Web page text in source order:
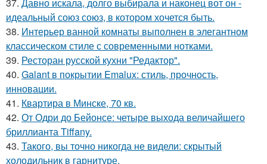
37. Давно искала, долго выбирала и наконец вот он -
идеальный союз союз, в котором хочется быть.
38. Интерьер ванной комнаты выполнен в элегантном
классическом стиле с современными нотками.
39. Ресторан русской кухни "Редактор".
40. Galant в покрытии Emalux: стиль, прочность,
инновации.
41. Квартира в Минске, 70 кв.
42. От Одри до Бейонсе: четыре выхода величайшего
бриллианта Tiffany.
43. Такого, вы точно никогда не видели: скрытый
холодильник в гарнитуре.